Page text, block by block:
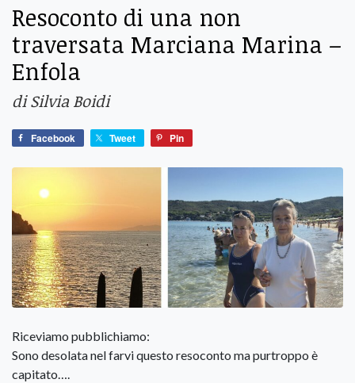
Resoconto di una non
traversata Marciana Marina –
Enfola
di Silvia Boidi
Facebook Tweet Pin
Riceviamo pubblichiamo:
Sono desolata nel farvi questo resoconto ma purtroppo è
capitato….